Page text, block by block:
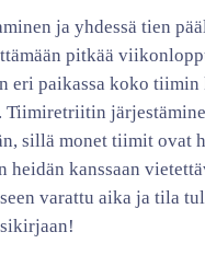
ja yhdessä tien
pitkää
eri paikassa koko tiimin
Tiimiretriitin
sillä monet tiimit ovat
heidän kanssaan
varattu aika ja tila